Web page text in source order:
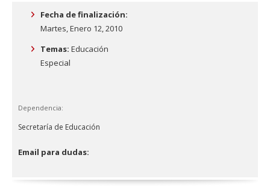
Fecha de finalización:
Martes, Enero 12, 2010
Temas: Educación
Especial
Dependencia:
Secretaría de Educación
Email para dudas: